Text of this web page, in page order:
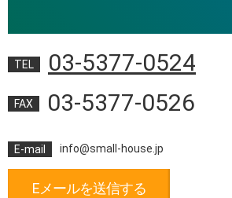
TEL 03-5377-0524
FAX 03-5377-0526
E-mail info@small-house.jp
Eメールを送信する